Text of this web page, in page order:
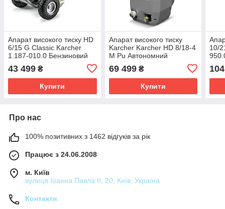
Апарат високого тиску HD
6/15 G Classic Karcher
1.187-010.0 Бензиновий
43 499 ₴
Купити
Апарат високого тиску
Karcher Karcher HD 8/18-4
M Pu Автономний
(1.524-980.0)
69 499₴
Купити
10/
Про нас
100% позитивних з 1462 відгуків за рік
Працює з 24.06.2008
м. Київ
вулиця Іоанна Павла ІІ, 20, Київ, Україна
Контакти